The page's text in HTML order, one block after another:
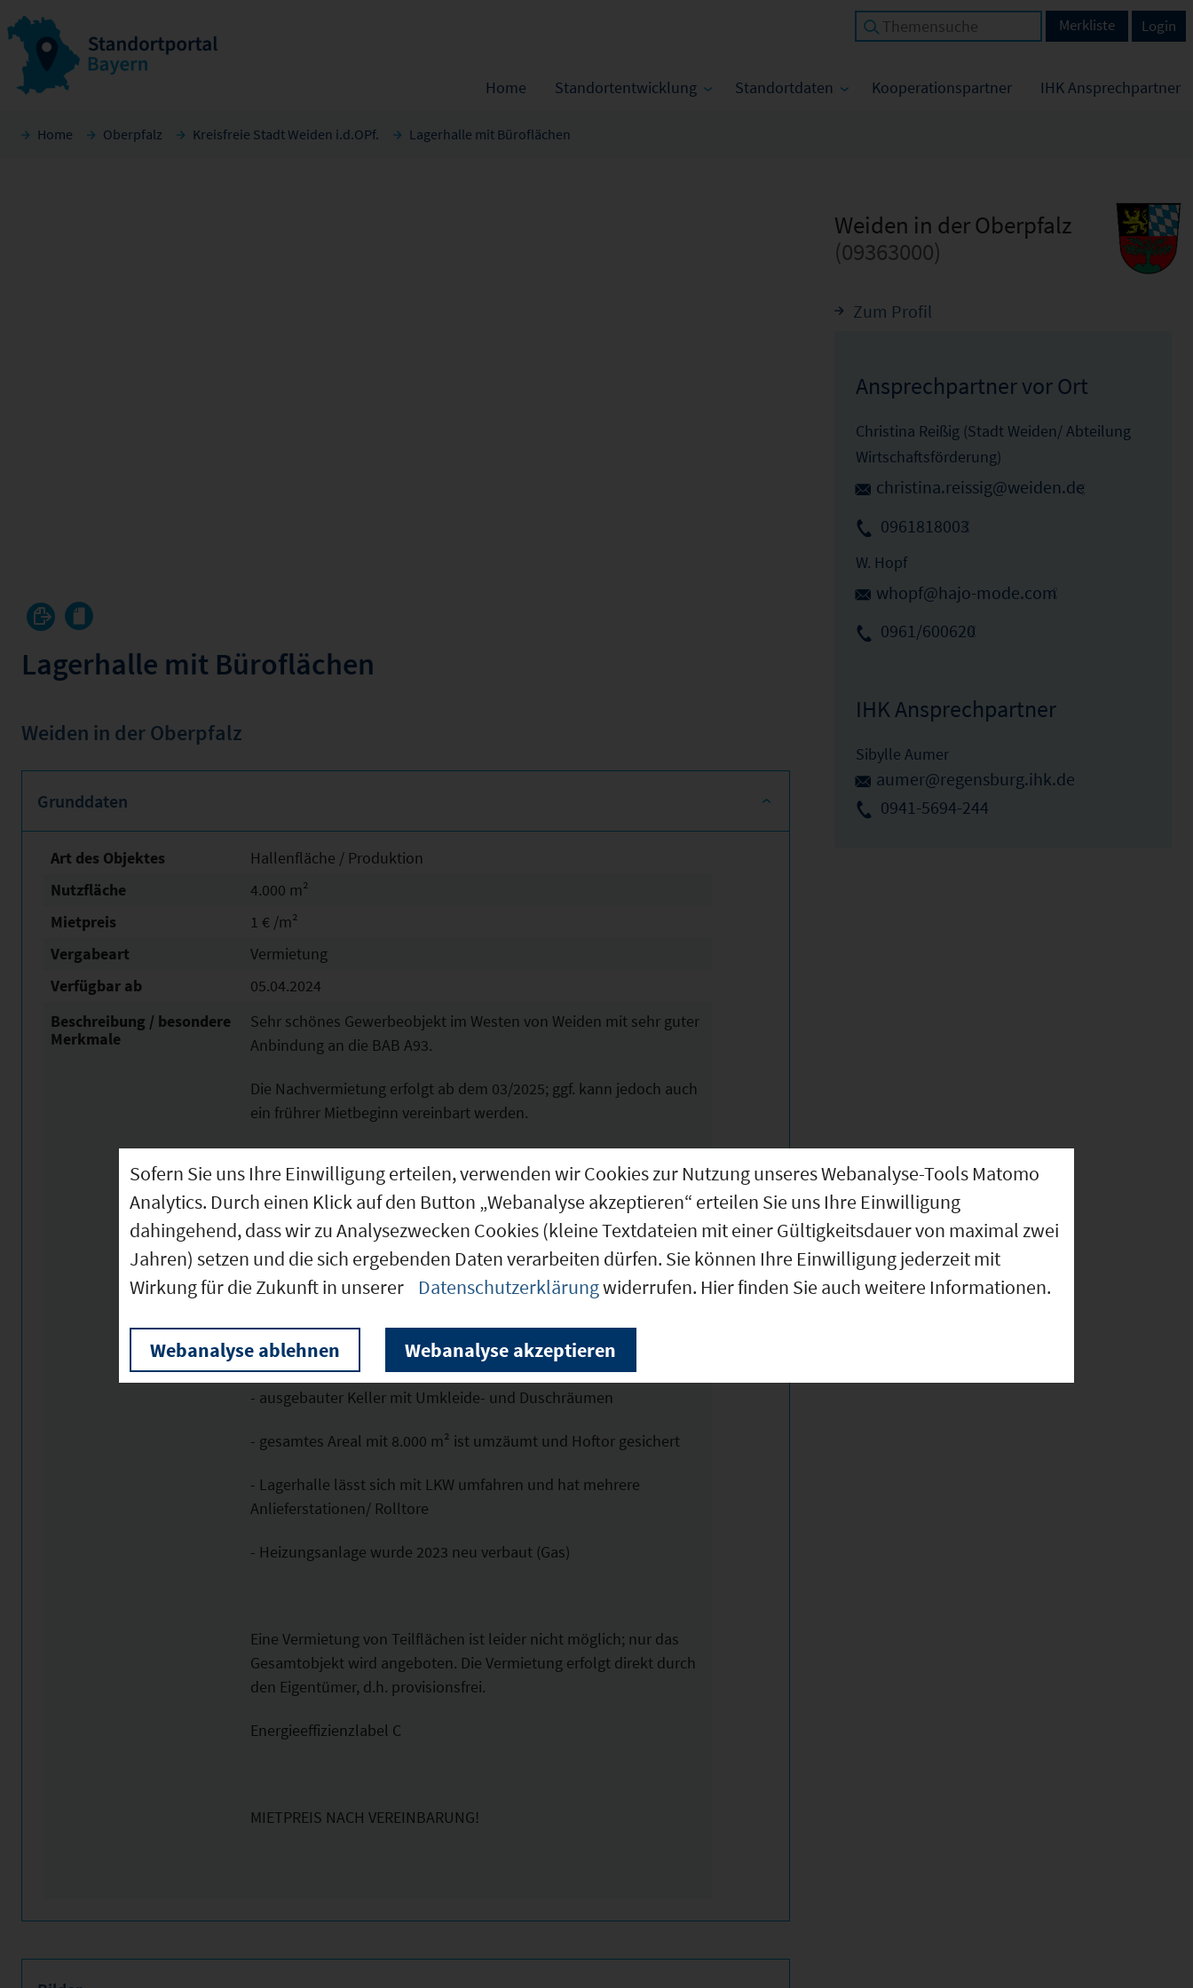
Home Standortentwicklung Standortdaten Kooperationspartner IHK Ansprechpartner
Login
Merkliste
Home Oberpfalz Kreisfreie Stadt Weiden i.d.OPf. Lagerhalle mit Büroflächen
Lagerhalle mit Büroflächen
Weiden in der Oberpfalz
Grunddaten
Art des Objektes
Hallenfläche / Produktion
Nutzfläche
4.000 m²
Mietpreis
1 € /m²
Vergabeart
Vermietung
Verfügbar ab
05.04.2024
Beschreibung / besondere
Merkmale
Sehr schönes Gewerbeobjekt im Westen von Weiden mit sehr guter
Anbindung an die BAB A93.
Die Nachvermietung erfolgt ab dem 03/2025; ggf. kann jedoch auch
ein frührer Mietbeginn vereinbart werden.
- div. Büroflächen auf 2 Etagen über 600 m²
- Kantinenraum
- Lagerfläche mit über 3.100 m², Hallenteilung mit
- eigenständige Verkaufs- / Ausstellungsfläche lässt sich schaffen
- ausgebauter Keller mit Umkleide- und Duschräumen
- gesamtes Areal mit 8.000 m² ist umzäumt und Hoftor gesichert
- Lagerhalle lässt sich mit LKW umfahren und hat mehrere
Anlieferstationen/ Rolltore
- Heizungsanlage wurde 2023 neu verbaut (Gas)
Eine Vermietung von Teilflächen ist leider nicht möglich; nur das
Gesamtobjekt wird angeboten. Die Vermietung erfolgt direkt durch
den Eigentümer, d.h. provisionsfrei.
Energieeffizienzlabel C
MIETPREIS NACH VEREINBARUNG!
Weiden in der Oberpfalz
(09363000)
Zum Profil
Ansprechpartner vor Ort
Christina Reißig (Stadt Weiden/ Abteilung
Wirtschaftsförderung)
christina.reissig@weiden.de
0961818003
W. Hopf
whopf@hajo-mode.com
0961/600620
IHK Ansprechpartner
Sibylle Aumer
aumer@regensburg.ihk.de
0941-5694-244
Sofern Sie uns Ihre Einwilligung erteilen, verwenden wir Cookies zur Nutzung unseres Webanalyse-Tools Matomo
Analytics. Durch einen Klick auf den Button „Webanalyse akzeptieren“ erteilen Sie uns Ihre Einwilligung
dahingehend, dass wir zu Analysezwecken Cookies (kleine Textdateien mit einer Gültigkeitsdauer von maximal zwei
Jahren) setzen und die sich ergebenden Daten verarbeiten dürfen. Sie können Ihre Einwilligung jederzeit mit
Wirkung für die Zukunft in unserer
Datenschutzerklärungwiderrufen. Hier finden Sie auch weitere Informationen.
Webanalyse ablehnen Webanalyse akzeptieren